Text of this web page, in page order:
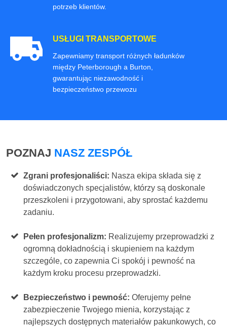
potrzeb klientów.
USŁUGI TRANSPORTOWE
Zapewniamy transport różnych ładunków
między Peterborough a Burton,
gwarantując niezawodność i
bezpieczeństwo przewozu
POZNAJ NASZ ZESPÓŁ
Zgrani profesjonaliści: Nasza ekipa składa się z
doświadczonych specjalistów, którzy są doskonale
przeszkoleni i przygotowani, aby sprostać każdemu
zadaniu.
Pełen profesjonalizm: Realizujemy przeprowadzki z
ogromną dokładnością i skupieniem na każdym
szczególe, co zapewnia Ci spokój i pewność na
każdym kroku procesu przeprowadzki.
Bezpieczeństwo i pewność:Oferujemy pełne
zabezpieczenie Twojego mienia, korzystając z
najlepszych dostępnych materiałów pakunkowych, co